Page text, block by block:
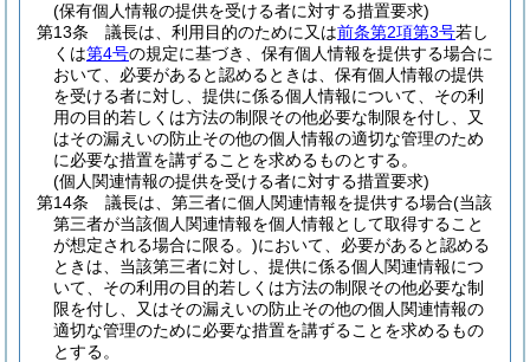
(保有個人情報の提供を受ける者に対する措置要求)
第13条
議長は、利用目的のために又は前条第2項第3号若し
くは第4号の規定に基づき、保有個人情報を提供する場合に
おいて、必要があると認めるときは、保有個人情報の提供
を受ける者に対し、提供に係る個人情報について、その利
用の目的若しくは方法の制限その他必要な制限を付し、又
はその漏えいの防止その他の個人情報の適切な管理のため
に必要な措置を講ずることを求めるものとする。
(個人関連情報の提供を受ける者に対する措置要求)
第14条
議長は、第三者に個人関連情報を提供する場合(当該
第三者が当該個人関連情報を個人情報として取得すること
が想定される場合に限る。)において、必要があると認める
ときは、当該第三者に対し、提供に係る個人関連情報につ
いて、その利用の目的若しくは方法の制限その他必要な制
限を付し、又はその漏えいの防止その他の個人関連情報の
適切な管理のために必要な措置を講ずることを求めるもの
とする。